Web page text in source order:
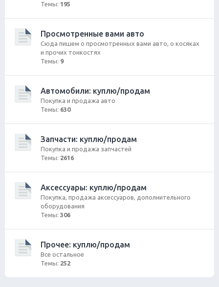
Темы: 195
Просмотренные вами авто
Сюда пишем о просмотренных вами авто, о косяках
и прочих тонкостях
Темы: 9
Автомобили: куплю/продам
Покупка и продажа авто
Темы: 630
Запчасти: куплю/продам
Покупка и продажа запчастей
Темы: 2616
Аксессуары: куплю/продам
Покупка, продажа аксессуаров, дополнительного
оборудования
Темы: 306
Прочее: куплю/продам
Все остальное
Темы: 252